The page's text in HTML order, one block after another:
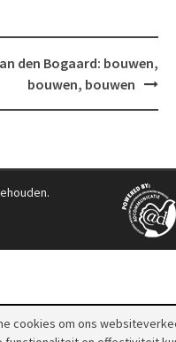
den Bogaard: bouwen,
bouwen, bouwen
cookies om ons